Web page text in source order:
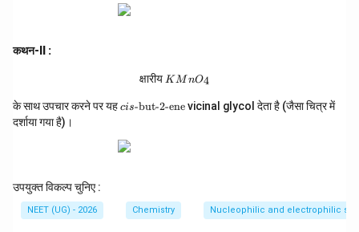
{O}}
कथन-II :
क्षारीय\; KMnO_4
क्षारीय KMnO4
के साथ उपचार करने पर यहci
ex
t
-2
-e
cis-but-2-enevicinal glycol देता है (जैसा चित्र में
दर्शाया गया है)।
उपयुक्त विकल्प चुनिए :
NEET (UG) - 2026 Chemistry Nucleophilic and electrophilic